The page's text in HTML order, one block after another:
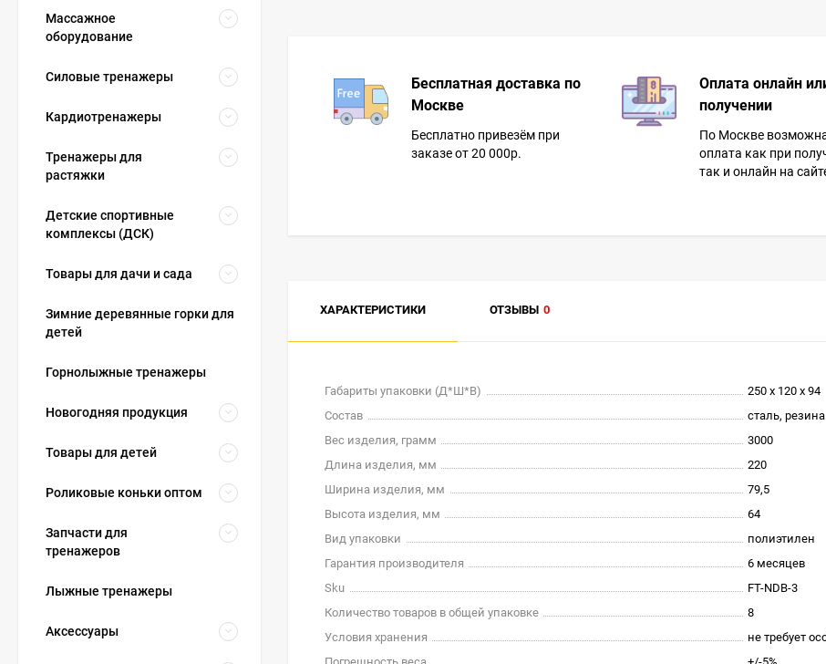
Бесплатная доставка по
Москве
Бесплатно привезём при
заказе от 20 000р.
Оплата онлайн
получении
По Москве
оплата как при
так и онлайн на
ХАРАКТЕРИСТИКИ ОТЗЫВЫ 0
Габариты упаковки (Д*Ш*В)
250 х 120 х 94
Состав
сталь, резина
Вес изделия, грамм
3000
Длина изделия, мм
220
Ширина изделия, мм
79,5
Высота изделия, мм
64
Вид упаковки
полиэтилен
Гарантия производителя
6 месяцев
Sku
FT-NDB-3
Количество товаров в общей упаковке
8
Условия хранения
не требует
Массажное
оборудование
Силовые тренажеры
Кардиотренажеры
Тренажеры для
растяжки
Детские спортивные
комплексы (ДСК)
Товары для дачи и сада
Зимние деревянные горки для
детей
Горнолыжные тренажеры
Новогодняя продукция
Товары для детей
Роликовые коньки оптом
Запчасти для
тренажеров
Лыжные тренажеры
Аксессуары